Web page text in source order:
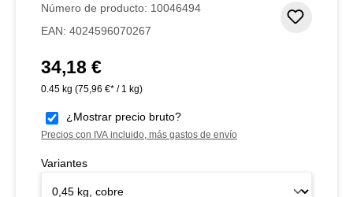
Número de producto: 10046494
EAN: 4024596070267
Precio normal:
34,18 €
0.45 kg (75,96 €* / 1 kg)
¿Mostrar precio bruto?
Precios con IVA incluido, más gastos de envío
Variantes